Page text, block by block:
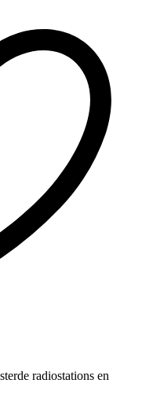
radiostations en